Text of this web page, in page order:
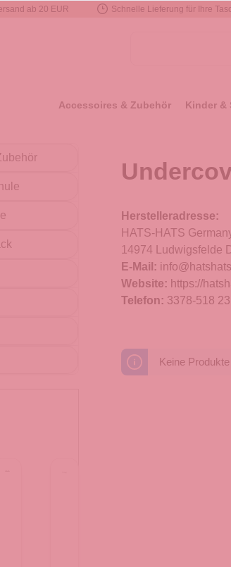
springen
ab 20 EUR Schnelle Lieferung für Ihre
Accessoires & Zubehör Kinder &
Herstelleradresse:
HATS-HATS
14974 Ludwigsfelde
E-Mail:
Website: https://
Telefon: 3378-518
Keine